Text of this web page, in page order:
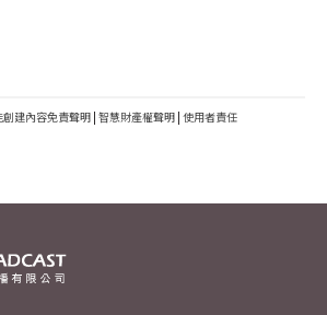
建內容免責聲明 | 智慧財產權聲明 | 使用者責任